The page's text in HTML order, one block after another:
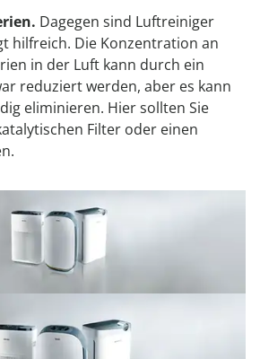
Dagegen sind Luftreiniger
hilfreich. Die Konzentration an
in der Luft kann durch ein
reduziert werden, aber es kann
eliminieren. Hier sollten Sie
Filter oder einen